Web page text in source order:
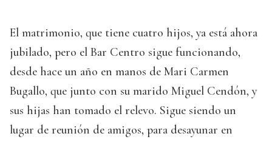
El matrimonio, que tiene cuatro hijos, ya está ahora
jubilado, pero el Bar Centro sigue funcionando,
desde hace un año en manos de Mari Carmen
Bugallo, que junto con su marido Miguel Cendón, y
sus hijas han tomado el relevo. Sigue siendo un
lugar de reunión de amigos, para desayunar en